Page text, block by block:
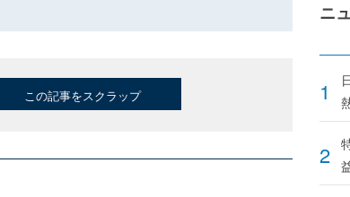
この記事をスクラップ
ニ